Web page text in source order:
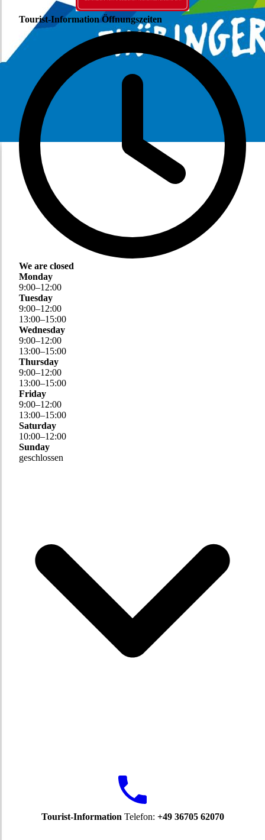
Tourist-Information Öffnungszeiten
We are closed
Monday
9:00–12:00
Tuesday
9:00–12:00
13:00–15:00
Wednesday
9:00–12:00
13:00–15:00
Thursday
9:00–12:00
13:00–15:00
Friday
9:00–12:00
13:00–15:00
Saturday
10:00–12:00
Sunday
geschlossen
Tourist-Information Telefon: +49 36705 62070